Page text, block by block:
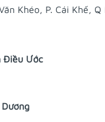
Khéo, P. Cái Khế,
Điều Ước